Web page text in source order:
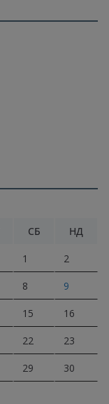
СБ НД
1 2
8 9
15 16
22 23
29 30